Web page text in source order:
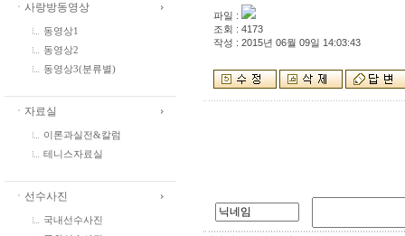
ㆍ사랑방동영상
동영상1
동영상2
동영상3(분류별)
ㆍ자료실
이론과실전&칼럼
테니스자료실
ㆍ선수사진
국내선수사진
파일 :
조회 : 4173
작성 : 2015년 06월 09일 14:03:43